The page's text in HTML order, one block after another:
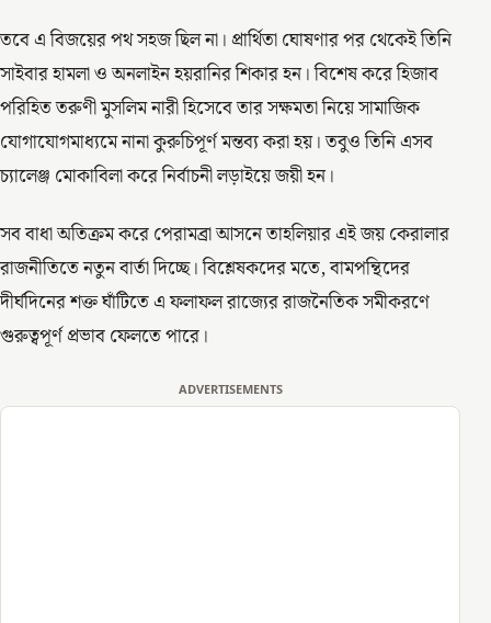
তবে এ বিজয়ের পথ সহজ ছিল না। প্রার্থিতা ঘোষণার পর থেকেই তিনি
সাইবার হামলা ও অনলাইন হয়রানির শিকার হন। বিশেষ করে হিজাব
পরিহিত তরুণী মুসলিম নারী হিসেবে তার সক্ষমতা নিয়ে সামাজিক
যোগাযোগমাধ্যমে নানা কুরুচিপূর্ণ মন্তব্য করা হয়। তবুও তিনি এসব
চ্যালেঞ্জ মোকাবিলা করে নির্বাচনী লড়াইয়ে জয়ী হন।
সব বাধা অতিক্রম করে পেরামব্রা আসনে তাহলিয়ার এই জয় কেরালার
রাজনীতিতে নতুন বার্তা দিচ্ছে। বিশ্লেষকদের মতে, বামপন্থিদের
দীর্ঘদিনের শক্ত ঘাঁটিতে এ ফলাফল রাজ্যের রাজনৈতিক সমীকরণে
গুরুত্বপূর্ণ প্রভাব ফেলতে পারে।
ADVERTISEMENTS